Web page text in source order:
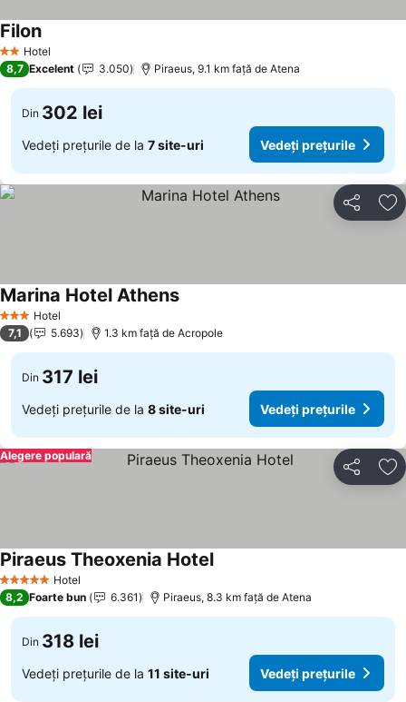
2 SteleHotel
Filon
8,7 Excelent 3.050 Piraeus, 9.1 km faţă de Atena
Din 302 lei
Vedeți prețurile de la 7 site-uri Vedeți prețurile
Distribuiți
3 SteleHotel
Marina Hotel Athens
7,1 5.693 1.3 km faţă de Acropole
Din 317 lei
Vedeți prețurile de la 8 site-uri Vedeți prețurile
Distribuiți
Alegere populară
5 Stele Hotel
Piraeus Theoxenia Hotel
8,2 Foarte bun 6.361 Piraeus, 8.3 km faţă de Atena
Din 318 lei
Vedeți prețurile de la 11 site-uri Vedeți prețurile